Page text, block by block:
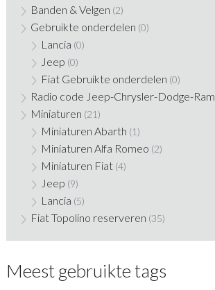
Banden & Velgen (2)
Gebruikte onderdelen (0)
Lancia (0)
Jeep (0)
Fiat Gebruikte onderdelen (0)
Radio code Jeep-Chrysler-Dodge-Ram
Miniaturen (21)
Miniaturen Abarth (1)
Miniaturen Alfa Romeo (2)
Miniaturen Fiat (4)
Jeep (9)
Lancia (5)
Fiat Topolino reserveren (35)
Meest gebruikte tags